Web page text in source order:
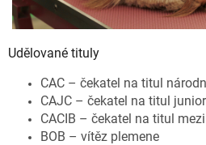
Udělované tituly
CAC – čekatel na titul
CAJC – čekatel na titul
CACIB – čekatel na titul
BOB – vítěz plemene